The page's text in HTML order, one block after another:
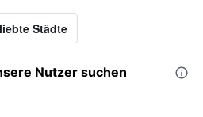
Städte
Nutzer suchen